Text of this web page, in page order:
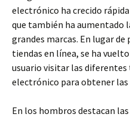
electrónico ha crecido
que también ha aumentado
grandes marcas. En lugar
tiendas en línea, se ha
usuario visitar las diferentes
electrónico para obtener
En los hombros destacan